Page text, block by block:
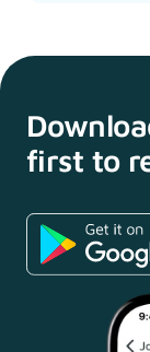
first to